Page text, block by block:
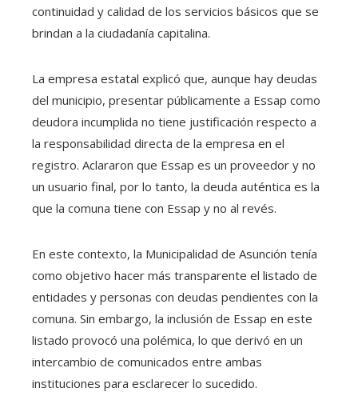
continuidad y calidad de los servicios básicos que se
brindan a la ciudadanía capitalina.
La empresa estatal explicó que, aunque hay deudas
del municipio, presentar públicamente a Essap como
deudora incumplida no tiene justificación respecto a
la responsabilidad directa de la empresa en el
registro. Aclararon que Essap es un proveedor y no
un usuario final, por lo tanto, la deuda auténtica es la
que la comuna tiene con Essap y no al revés.
En este contexto, la Municipalidad de Asunción tenía
como objetivo hacer más transparente el listado de
entidades y personas con deudas pendientes con la
comuna. Sin embargo, la inclusión de Essap en este
listado provocó una polémica, lo que derivó en un
intercambio de comunicados entre ambas
instituciones para esclarecer lo sucedido.